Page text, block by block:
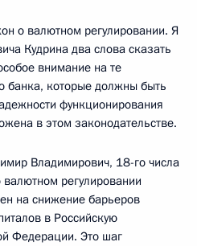
о валютном регулировании. Я
Кудрина два слова сказать
внимание на те
банка, которые должны быть
функционирования
в этом законодательстве.
Владимирович, 18-го числа
валютном регулировании
на снижение барьеров
в Российскую
Федерации. Это шаг